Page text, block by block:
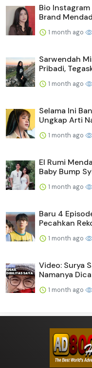
Bio
Brand
1 month ago
Sarwendah
Pribadi,
1 month ago
Selama Ini
Ungkap Arti
1 month ago
El Rumi
Baby Bump
1 month ago
Baru 4
Pecahkan
1 month ago
Video: Surya
Namanya
1 month ago